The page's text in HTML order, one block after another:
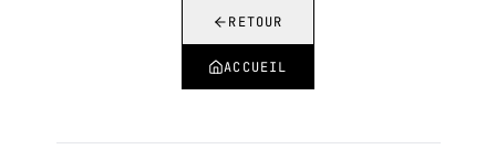
RETOUR
ACCUEIL